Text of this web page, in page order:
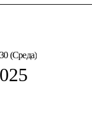
30 (Среда)